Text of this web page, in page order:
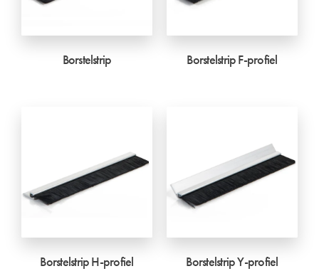
Borstelstrip Borstelstrip F-profiel
Borstelstrip H-profiel Borstelstrip Y-profiel